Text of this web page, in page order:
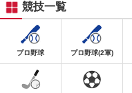
競技一覧
プロ野球 プロ野球(2軍)